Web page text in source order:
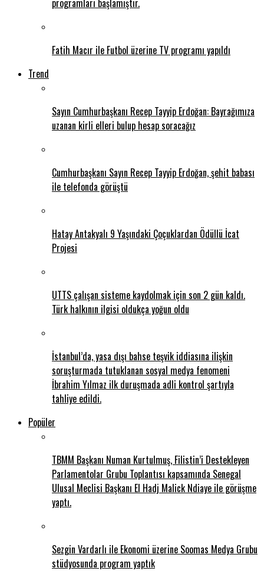
programları başlamıştır.
Fatih Macır ile Futbol üzerine TV programı yapıldı
Trend
Sayın Cumhurbaşkanı Recep Tayyip Erdoğan: Bayrağımıza
uzanan kirli elleri bulup hesap soracağız
Cumhurbaşkanı Sayın Recep Tayyip Erdoğan, şehit babası
ile telefonda görüştü
Hatay Antakyalı 9 Yaşındaki Çoçuklardan Ödüllü İcat
Projesi
UTTS çalışan sisteme kaydolmak için son 2 gün kaldı.
Türk halkının ilgisi oldukça yoğun oldu
İstanbul’da, yasa dışı bahse teşvik iddiasına ilişkin
soruşturmada tutuklanan sosyal medya fenomeni
İbrahim Yılmaz ilk duruşmada adli kontrol şartıyla
tahliye edildi.
Popüler
TBMM Başkanı Numan Kurtulmuş, Filistin’i Destekleyen
Parlamentolar Grubu Toplantısı kapsamında Senegal
Ulusal Meclisi Başkanı El Hadj Malick Ndiaye ile görüşme
yaptı.
Sezgin Vardarlı ile Ekonomi üzerine Soomas Medya Grubu
stüdyosunda program yaptık